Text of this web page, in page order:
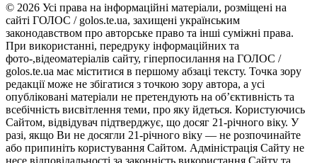
© 2026 Усі права на інформаційні матеріали, розміщені на
сайті ГОЛОС / golos.te.ua, захищені українським
законодавством про авторське право та інші суміжні права.
При використанні, передруку інформаційних та
фото-,відеоматеріалів сайту, гіперпосилання на ГОЛОС /
golos.te.ua має міститися в першому абзаці тексту. Точка зору
редакції може не збігатися з точкою зору автора, а усі
опубліковані матеріали не претендують на об’єктивність та
всебічність висвітлення теми, про яку йдеться. Користуючись
Сайтом, відвідувач підтверджує, що досяг 21-річного віку. У
разі, якщо Ви не досягли 21-річного віку — не розпочинайте
або припиніть користування Сайтом. Адміністрація Сайту не
несе відповідальності за законність використання Сайту та